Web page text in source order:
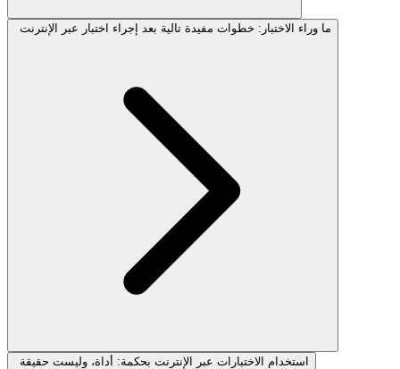
ما وراء الاختبار: خطوات مفيدة تالية بعد إجراء اختبار عبر الإنترنت
استخدام الاختبارات عبر الإنترنت بحكمة: أداة، وليست حقيقة